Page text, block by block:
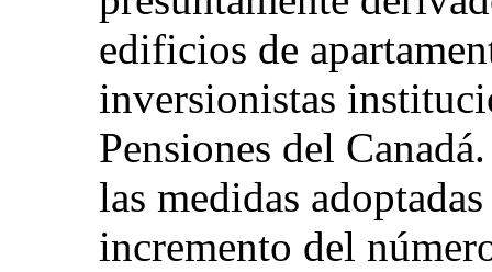
edificios de
inversionistas
Pensiones del
las medidas
incremento del